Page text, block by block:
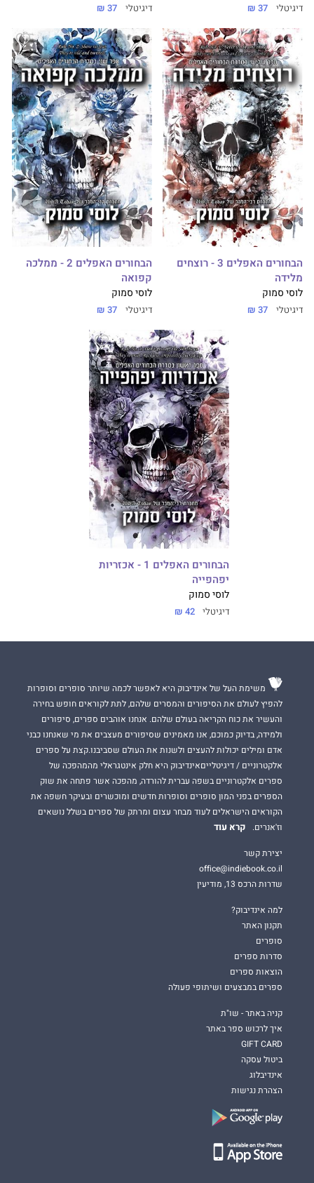
דיגיטלי 37 ₪
דיגיטלי 37 ₪
הבחורים האפלים 3 - רוצחים
מלידה
לוסי סמוק
דיגיטלי 37 ₪
הבחורים האפלים 2 - ממלכה
קפואה
לוסי סמוק
דיגיטלי 37 ₪
הבחורים האפלים 1 - אכזריות
יפהפייה
לוסי סמוק
דיגיטלי 42 ₪
משימת העל של אינדיבוק היא לאפשר לכמה שיותר סופרים וסופרות
להפיץ לעולם את הסיפורים והמסרים שלהם, לתת לקוראים חופש בחירה
והעשיר את כוח הקריאה בעולם שלהם. אנחנו אוהבים ספרים, סיפורים
ולמידה, בדיוק כמוכם, אנו מאמינים שסיפורים מעצבים את מי שאנחנו כבני
אדם ומילים יכולות להעצים ולשנות את העולם שסביבנו.קצת על ספרים
אלקטרוניים / דיגיטלייםאינדיבוק היא חלק אינטגראלי מהמהפכה של
ספרים אלקטרוניים בשפה עברית להורדה, מהפכה אשר פתחה את שוק
הספרים בפני המון סופרים וסופרות חדשים ומוכשרים ובעיקר חשפה את
הקוראים הישראלים לעוד מבחר עצום ומרתק של ספרים בשלל נושאים
וז'אנרים.
קרא עוד
יצירת קשר
office@indiebook.co.il
שדרות הרכס 13, מודיעין
למה אינדיבוק?
תקנון האתר
סופרים
סדרות ספרים
הוצאות ספרים
ספרים במבצעים ושיתופי פעולה
קניה באתר - שו"ת
איך לרכוש ספר באתר
GIFT CARD
ביטול עסקה
אינדיבלוג
הצהרת נגישות